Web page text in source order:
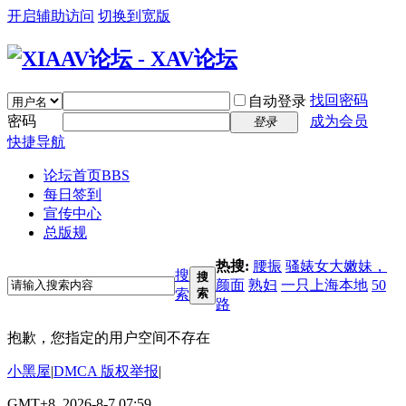
开启辅助访问 切换到宽版
自动登录 找回密码
密码
登录
成为会员
快捷导航
论坛首页BBS
每日签到
宣传中心
总版规
搜
索
搜
索
热搜: 腰振 骚婊女大嫩妹，
颜面 熟妇 一只上海本地 50
路
抱歉，您指定的用户空间不存在
小黑屋|DMCA 版权举报|